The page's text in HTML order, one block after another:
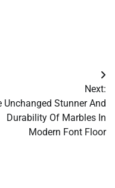
Next:
Unchanged Stunner And
Durability Of Marbles In
Modern Font Floor